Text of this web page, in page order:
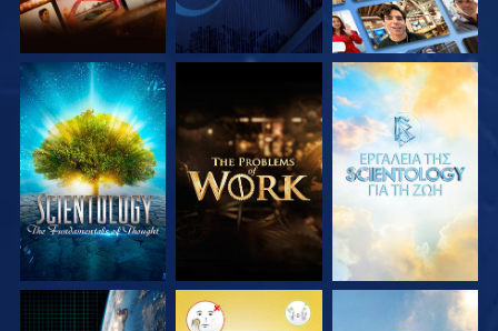
ΕΞΕΡΕΥΝΗΣΤΕ ΤΗ
ΣΕΙΡΑ
ΕΞΕΡΕΥΝΗΣΤΕ ΤΗ
ΣΕΙΡΑ
ΕΞΕΡΕΥΝΗΣΤΕ ΤΗ
ΣΕΙΡΑ